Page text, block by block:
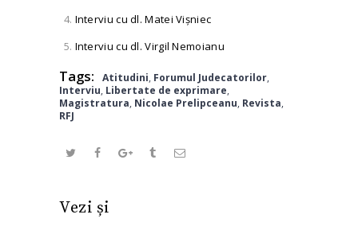
Interviu cu dl. Matei Vişniec
Interviu cu dl. Virgil Nemoianu
Tags: Atitudini, Forumul Judecatorilor,
Interviu, Libertate de exprimare,
Magistratura, Nicolae Prelipceanu, Revista,
RFJ
Vezi și